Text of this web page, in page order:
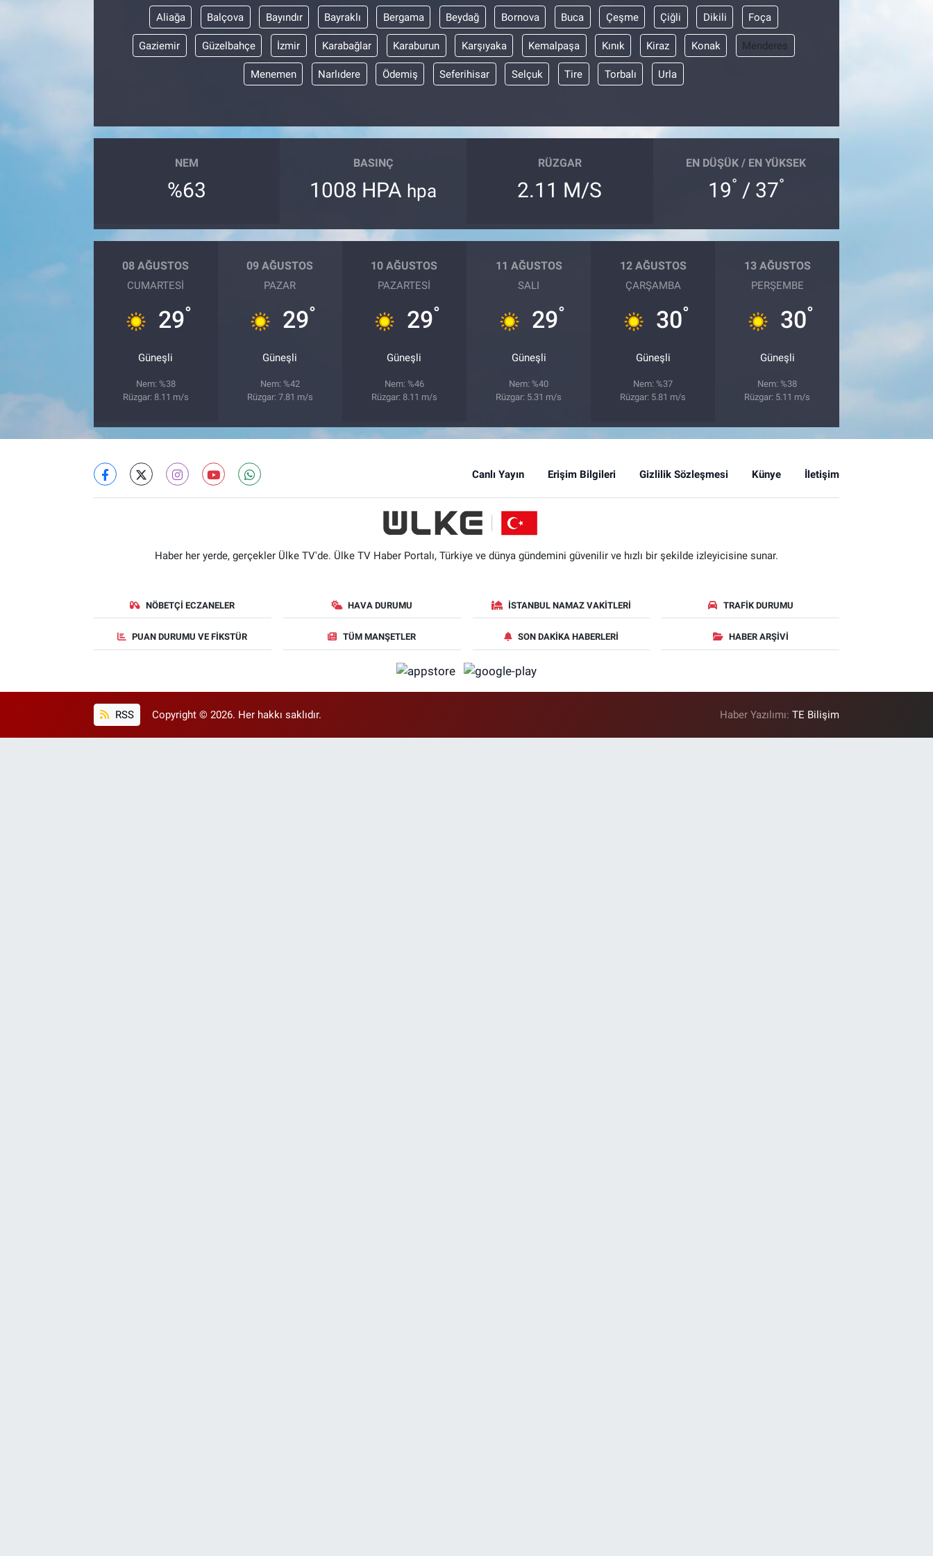
Aliağa Balçova Bayındır Bayraklı Bergama Beydağ Bornova Buca Çeşme Çiğli Dikili Foça
Gaziemir Güzelbahçe İzmir Karabağlar Karaburun Karşıyaka Kemalpaşa Kınık Kiraz Konak Menderes
Menemen Narlıdere Ödemiş Seferihisar Selçuk Tire Torbalı Urla
NEM
%63
BASINÇ
1008 HPA hpa
RÜZGAR
2.11 M/S
EN DÜŞÜK / EN YÜKSEK
19° / 37°
08 AĞUSTOS
CUMARTESI
29°
Güneşli
Nem: %38
Rüzgar: 8.11 m/s
09 AĞUSTOS
PAZAR
29°
Güneşli
Nem: %42
Rüzgar: 7.81 m/s
10 AĞUSTOS
PAZARTESI
29°
Güneşli
Nem: %46
Rüzgar: 8.11 m/s
11 AĞUSTOS
SALI
29°
Güneşli
Nem: %40
Rüzgar: 5.31 m/s
12 AĞUSTOS
ÇARŞAMBA
30°
Güneşli
Nem: %37
Rüzgar: 5.81 m/s
13 AĞUSTOS
PERŞEMBE
30°
Güneşli
Nem: %38
Rüzgar: 5.11 m/s
Canlı Yayın Erişim Bilgileri Gizlilik Sözleşmesi Künye İletişim
Haber her yerde, gerçekler Ülke TV'de. Ülke TV Haber Portalı, Türkiye ve dünya gündemini güvenilir ve hızlı bir şekilde izleyicisine sunar.
NÖBETÇI ECZANELER HAVA DURUMU İSTANBUL NAMAZ VAKITLERI TRAFIK DURUMU
PUAN DURUMU VE FIKSTÜR TÜM MANŞETLER SON DAKIKA HABERLERI HABER ARŞIVI
RSS Copyright © 2026. Her hakkı saklıdır. Haber Yazılımı:TE Bilişim